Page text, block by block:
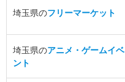
埼玉県のフリーマーケット
埼玉県のアニメ・ゲームイベ
ント